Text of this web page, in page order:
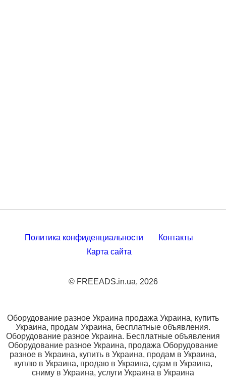
Политика конфиденциальности
Контакты
Карта сайта
© FREEADS.in.ua, 2026
Оборудование разное Украина продажа Украина, купить
Украина, продам Украина, бесплатные объявления.
Оборудование разное Украина. Бесплатные объявления
Оборудование разное Украина, продажа Оборудование
разное в Украина, купить в Украина, продам в Украина,
куплю в Украина, продаю в Украина, сдам в Украина,
сниму в Украина, услуги Украина в Украина